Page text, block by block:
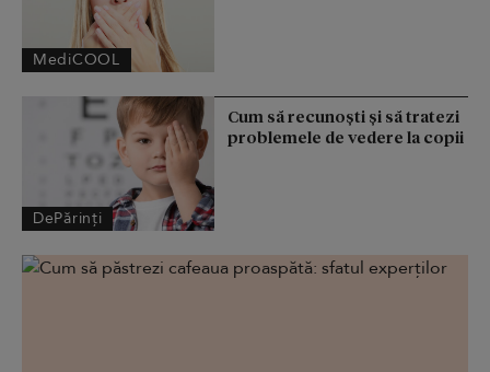
MediCOOL
DePărinți
Cum să recunoști și să tratezi
problemele de vedere la copii